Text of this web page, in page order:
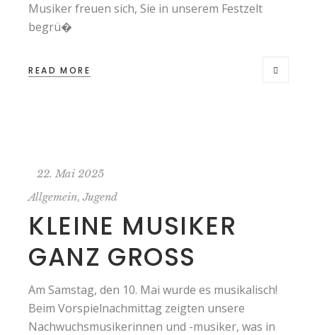
Musiker freuen sich, Sie in unserem Festzelt
begrü�
READ MORE
22. Mai 2025
Allgemein,Jugend
KLEINE MUSIKER
GANZ GROSS
Am Samstag, den 10. Mai wurde es musikalisch!
Beim Vorspielnachmittag zeigten unsere
Nachwuchsmusikerinnen und -musiker, was in